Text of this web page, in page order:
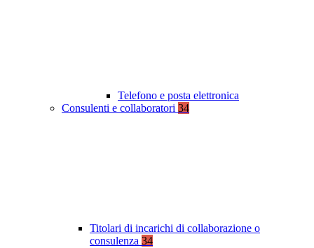
Telefono e posta elettronica
Consulenti e collaboratori 34
Titolari di incarichi di collaborazione o
consulenza 34